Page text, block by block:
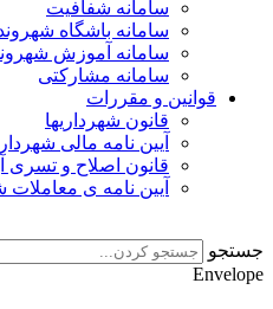
سامانه شفافیت
سامانه باشگاه
سامانه آموزش
سامانه مشارکتی
قوانین و مقررات
قانون شهرداریها
آیین نامه مالی
قانون اصلاح و تسری
آیین نامه ی معاملات
جستجو
Envelope